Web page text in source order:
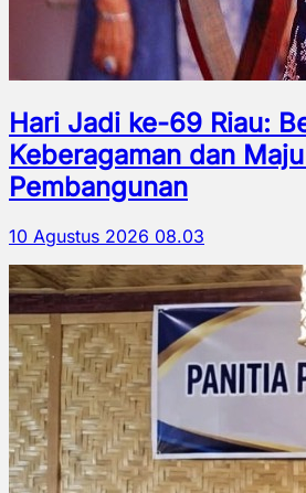
Hari Jadi ke-69 Riau:
Keberagaman dan
Pembangunan
10 Agustus 2026 08.03